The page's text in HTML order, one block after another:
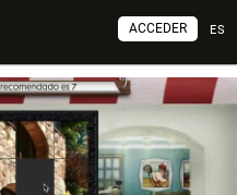
ES
ACCEDER